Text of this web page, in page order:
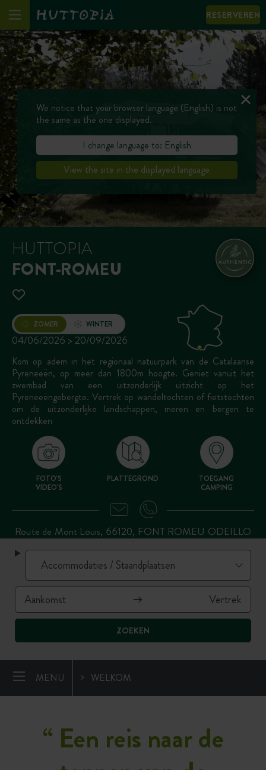
RESERVEREN
ZOEKEN
HUTTOPIA
FONT-ROMEU
Opening
04/06/2026 > 20/09/2026
WINTER
ZOMER
Kom op adem in het regionaal natuurpark van de Catalaanse
Pyreneeën, op meer dan 1800m hoogte. Geniet vanuit het
zwembad van een uitzonderlijk uitzicht op het
Pyreneeëngebergte. Vertrek op wandeltochten of fietstochten
om de uitzonderlijke landschappen, meren en bergen te
ontdekken
FOTO'S
VIDEO'S
PLATTEGROND
TOEGANG
CAMPING
Route de Mont Louis, 66120, FONT ROMEU ODEILLO
MENU WELKOM
“ Een reis naar de
We notice that your browser language (English) is not
the same as the one displayed.
I change language to: English
View the site in the displayed language